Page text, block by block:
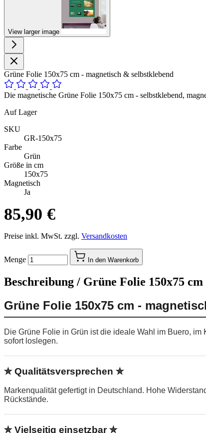
View larger image
Grüne Folie 150x75 cm - magnetisch & selbstklebend
Die magnetische Grüne Folie 150x75 cm - selbstklebend,
Auf Lager
SKU
GR-150x75
Farbe
Grün
Größe in cm
150x75
Magnetisch
Ja
85,90 €
Preise inkl. MwSt. zzgl. Versandkosten
Menge In den Warenkorb
Beschreibung / Grüne Folie 150x75
Grüne Folie 150x75 cm -
Die Grüne Folie in Grün ist die ideale Wahl im Buero,
sofort loslegen.
✮ Qualitätsversprechen ✮
Markenqualität gefertigt in Deutschland. Hohe
Rückstände.
✮ Vielseitig einsetzbar ✮